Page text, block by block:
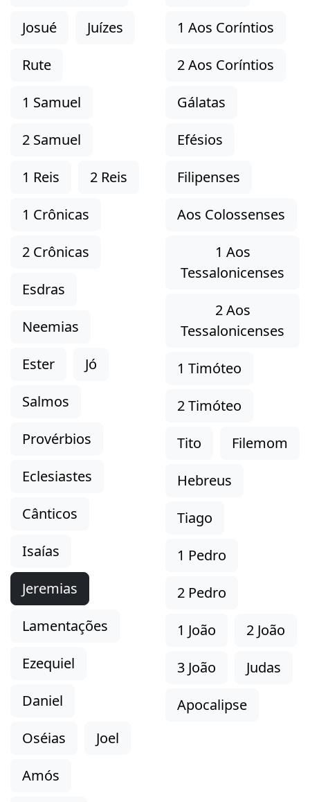
Josué
Juízes
Rute
1 Samuel
2 Samuel
1 Reis
2 Reis
1 Crônicas
2 Crônicas
Esdras
Neemias
Ester
Jó
Salmos
Provérbios
Eclesiastes
Cânticos
Isaías
Jeremias
Lamentações
Ezequiel
Daniel
Oséias
Joel
Amós
1 Aos Coríntios
2 Aos Coríntios
Gálatas
Efésios
Filipenses
Aos Colossenses
1 Aos
Tessalonicenses
2 Aos
Tessalonicenses
1 Timóteo
2 Timóteo
Tito
Filemom
Hebreus
Tiago
1 Pedro
2 Pedro
1 João
2 João
3 João
Judas
Apocalipse